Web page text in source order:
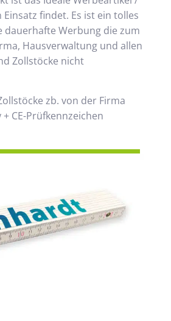
Einsatz findet. Es ist ein tolles
dauerhafte Werbung die zum
Hausverwaltung und allen
Zollstöcke nicht
zb. von der Firma
CE-Prüfkennzeichen